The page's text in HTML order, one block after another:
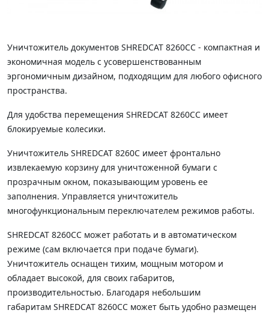
Уничтожитель документов SHREDCAT 8260CC - компактная и
экономичная модель с усовершенствованным
эргономичным дизайном, подходящим для любого офисного
пространства.
Для удобства перемещения SHREDCAT 8260CC имеет
блокируемые колесики.
Уничтожитель SHREDCAT 8260C имеет фронтально
извлекаемую корзину для уничтоженной бумаги с
прозрачным окном, показывающим уровень ее
заполнения. Управляется уничтожитель
многофункциональным переключателем режимов работы.
SHREDCAT 8260СС может работать и в автоматическом
режиме (сам включается при подаче бумаги).
Уничтожитель оснащен тихим, мощным мотором и
обладает высокой, для своих габаритов,
производительностью. Благодаря небольшим
габаритам SHREDCAT 8260СС может быть удобно размещен